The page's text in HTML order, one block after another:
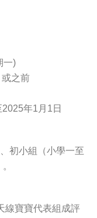
一)
之前
年1月1日
初小組（小學一至
線寶寶代表組成評